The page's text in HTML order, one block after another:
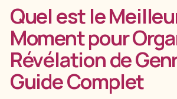
Quel est le
Moment pour
Révélation de
Guide Complet